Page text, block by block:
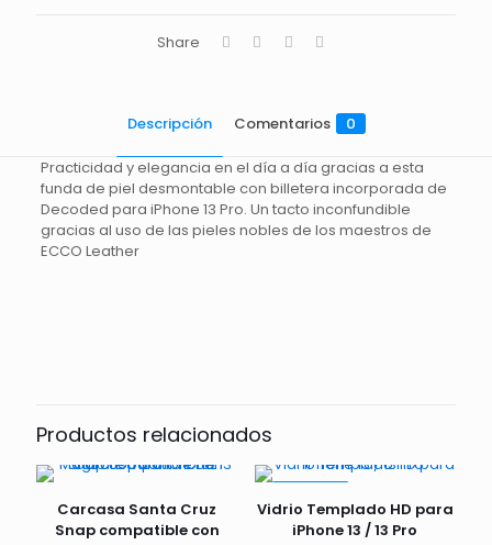
Share
Descripción Comentarios 0
Practicidad y elegancia en el día a día gracias a esta
funda de piel desmontable con billetera incorporada de
Decoded para iPhone 13 Pro. Un tacto inconfundible
gracias al uso de las pieles nobles de los maestros de
ECCO Leather
Productos relacionados
Carcasa Santa Cruz
Snap compatible con
Vidrio Templado HD para
iPhone 13 / 13 Pro